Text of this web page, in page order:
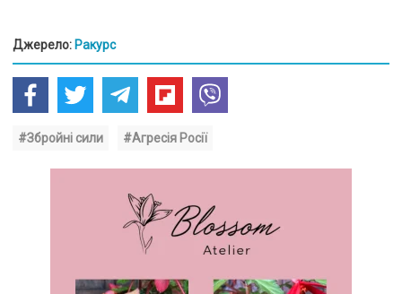
Джерело: Ракурс
#Збройні сили #Агресія Росії